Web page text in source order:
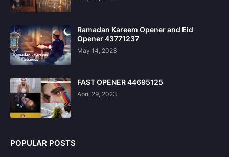
Ramadan Kareem Opener and Eid
Opener 43771237
May 14, 2023
FAST OPENER 44695125
April 29, 2023
POPULAR POSTS